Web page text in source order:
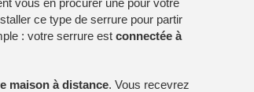
vous en procurer une pour votre
ce type de serrure pour partir
: votre serrure est connectée à
maison à distance. Vous recevrez